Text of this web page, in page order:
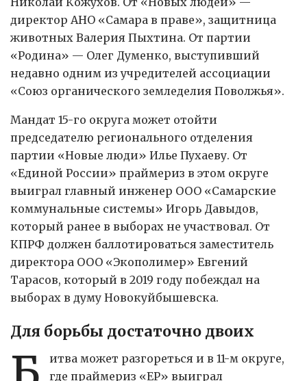
директор АНО «Самара в праве», защитница
животных Валерия Пыхтина. От партии
«Родина» — Олег Думенко, выступивший
недавно одним из учредителей ассоциации
«Союз органического земледелия Поволжья».
Мандат 15-го округа может отойти
председателю регионального отделения
партии «Новые люди» Илье Пухаеву. От
«Единой России» праймериз в этом округе
выиграл главный инженер ООО «Самарские
коммунальные системы» Игорь Давыдов,
который ранее в выборах не участвовал. От
КПРФ должен баллотироваться заместитель
директора ООО «Экополимер» Евгений
Тарасов, который в 2019 году побеждал на
выборах в думу Новокуйбышевска.
Для борьбы достаточно двоих
итва может разгореться и в 11-м округе,
где праймериз «ЕР» выиграл